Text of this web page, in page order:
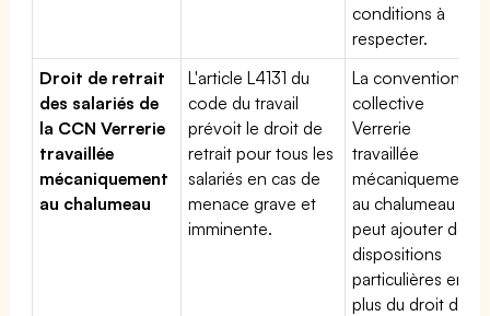
conditions à
respecter.
Droit de retrait
des salariés de
la CCN Verrerie
travaillée
mécaniquement
au chalumeau
L'article L4131 du
code du travail
prévoit le droit de
retrait pour tous les
salariés en cas de
menace grave et
imminente.
La convention
collective
Verrerie
travaillée
mécaniquement
au chalumeau
peut ajouter des
dispositions
particulières en
plus du droit du